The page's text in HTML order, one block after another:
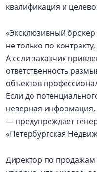
квалификация и
«Эксклюзивный
не только по
А если заказчик
ответственность
объектов
Если до
неверная информация,
— предупреждает
«Петербургская
Директор по